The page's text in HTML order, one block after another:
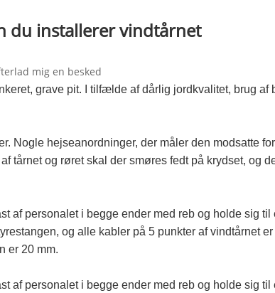
du installerer vindtårnet
mig en besked
grave pit. I tilfælde af dårlig jordkvalitet, brug
Nogle hejseanordninger, der måler den modsatte
og røret skal der smøres fedt på krydset, og
af personalet i begge ender med reb og holde sig
og alle kabler på 5 punkter af vindtårnet
er 20 mm.
af personalet i begge ender med reb og holde sig